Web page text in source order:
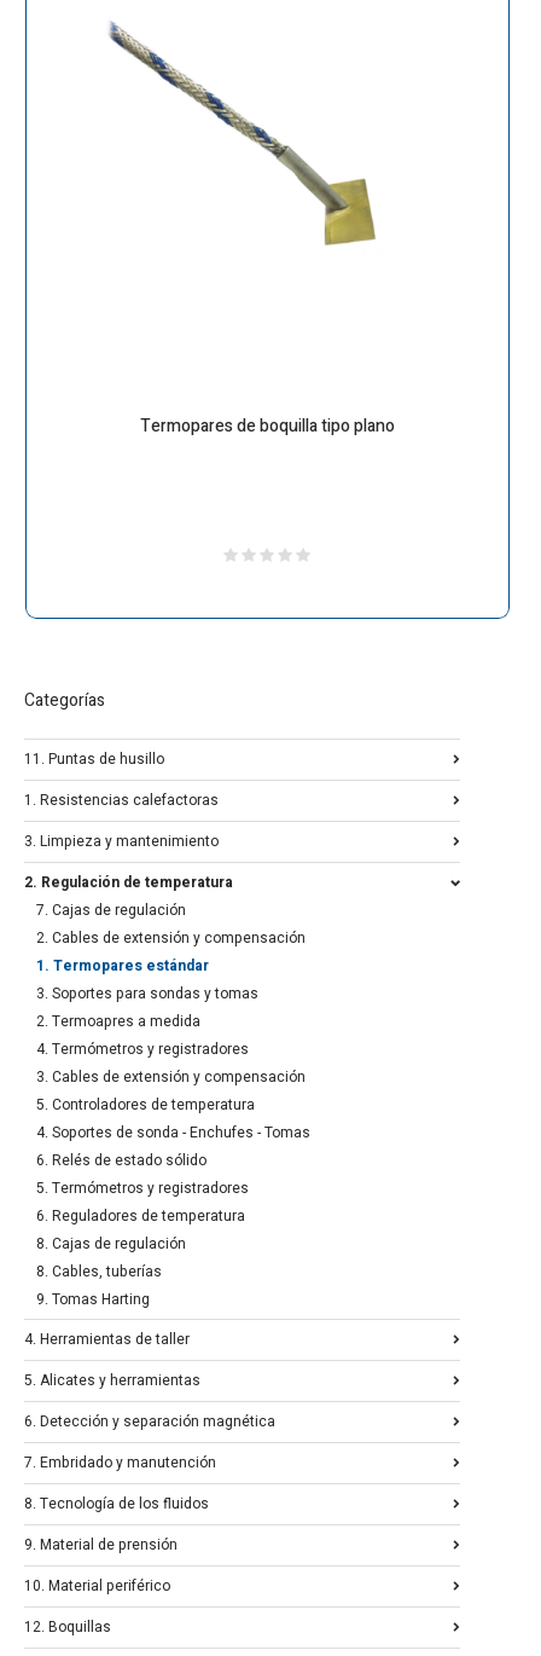
Termopares de boquilla tipo plano
Categorías
11. Puntas de husillo
1. Resistencias calefactoras
3. Limpieza y mantenimiento
2. Regulación de temperatura
7. Cajas de regulación
2. Cables de extensión y compensación
1. Termopares estándar
3. Soportes para sondas y tomas
2. Termoapres a medida
4. Termómetros y registradores
3. Cables de extensión y compensación
5. Controladores de temperatura
4. Soportes de sonda - Enchufes - Tomas
6. Relés de estado sólido
5. Termómetros y registradores
6. Reguladores de temperatura
8. Cajas de regulación
8. Cables, tuberías
9. Tomas Harting
4. Herramientas de taller
5. Alicates y herramientas
6. Detección y separación magnética
7. Embridado y manutención
8. Tecnología de los fluidos
9. Material de prensión
10. Material periférico
12. Boquillas